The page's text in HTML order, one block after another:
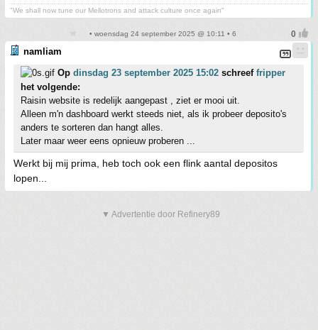
"We shall now tune our Mellotrons and attack culture once again"
• woensdag 24 september 2025 @ 10:11 • 6
namliam
Op dinsdag 23 september 2025 15:02 schreef fripper
het volgende:
Raisin website is redelijk aangepast , ziet er mooi uit.
Alleen m'n dashboard werkt steeds niet, als ik probeer deposito's
anders te sorteren dan hangt alles.
Later maar weer eens opnieuw proberen ...
Werkt bij mij prima, heb toch ook een flink aantal depositos
lopen...
▼ Advertentie door Refinery89